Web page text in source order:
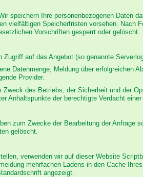
speichern Ihre personenbezogenen Daten
vielfältigen Speicherfristen vorsehen. Nach
Vorschriften gesperrt oder gelöscht.
auf das Angebot (so genannte
Datenmenge, Meldung über erfolgreichen
Provider.
des Betriebs, der Sicherheit und der
Anhaltspunkte der berechtigte Verdacht
zum Zwecke der Bearbeitung der Anfrage
gelöscht.
verwenden wir auf dieser Website
mehrfachen Ladens in den Cache
angezeigt.